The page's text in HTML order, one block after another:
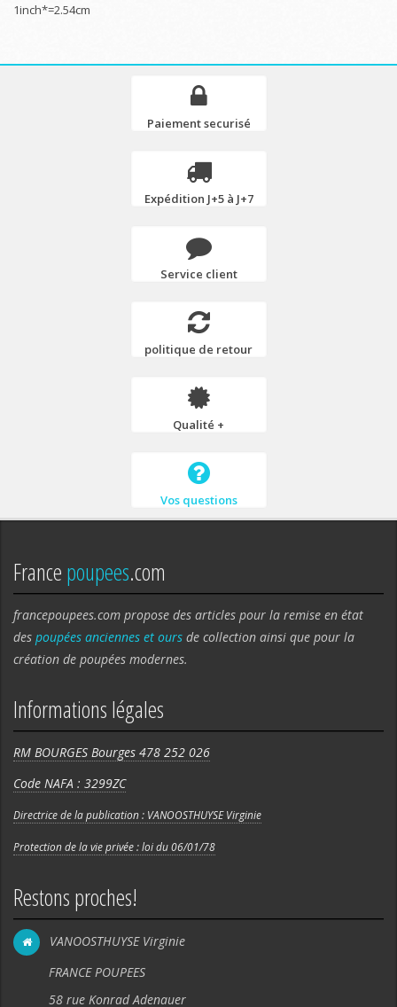
1inch*=2.54cm
Paiement securisé
Expédition J+5 à J+7
Service client
politique de retour
Qualité +
Vos questions
Francepoupees.com
francepoupees.com propose des articles pour la remise en état
des poupées anciennes et ours de collection ainsi que pour la
création de poupées modernes.
Informations légales
RM BOURGES Bourges 478 252 026
Code NAFA : 3299ZC
Directrice de la publication : VANOOSTHUYSE Virginie
Protection de la vie privée : loi du 06/01/78
Restons proches!
VANOOSTHUYSE Virginie
FRANCE POUPEES
58 rue Konrad Adenauer